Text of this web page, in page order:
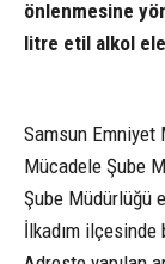
önlenmesine
litre etil alkol
Samsun Emniyet
Mücadele Şube
Şube Müdürlüğü
İlkadım